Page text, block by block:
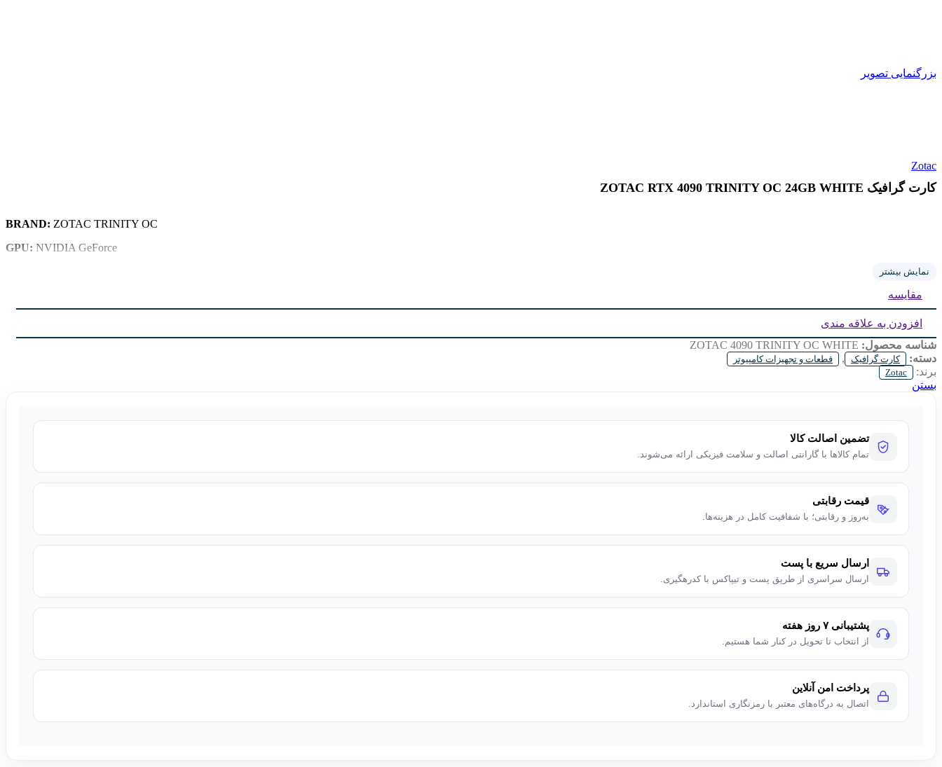
بزرگنمایی تصویر
Zotac
کارت گرافیک ZOTAC RTX 4090 TRINITY OC 24GB WHITE
BRAND: ZOTAC TRINITY OC
GPU: NVIDIA GeForce
نمایش بیشتر
مقایسه
افزودن به علاقه مندی
شناسه محصول: ZOTAC 4090 TRINITY OC WHITE
دسته:
کارت گرافیک , قطعات و تجهیزات کامپیوتر
برند: Zotac
بستن
تضمین اصالت کالا
تمام کالاها با گارانتی اصالت و سلامت فیزیکی ارائه می‌شوند.
قیمت رقابتی
به‌روز و رقابتی؛ با شفافیت کامل در هزینه‌ها.
ارسال سریع با پست
ارسال سراسری از طریق پست و تیپاکس با کدرهگیری.
پشتیبانی ۷ روز هفته
از انتخاب تا تحویل در کنار شما هستیم.
پرداخت امن آنلاین
اتصال به درگاه‌های معتبر با رمزنگاری استاندارد.